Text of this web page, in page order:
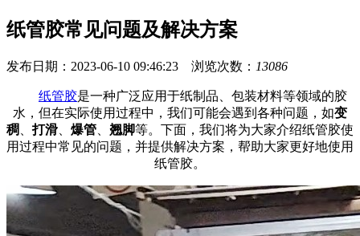
纸管胶常见问题及解决方案
发布日期：2023-06-10 09:46:23 浏览次数： 13086
纸管胶是一种广泛应用于纸制品、包装材料等领域的胶
水，但在实际使用过程中，我们可能会遇到各种问题，如变
稠
、打滑 爆管 翘脚等。下面，我们将为大家介绍纸管胶使
用过程中常见的问题，并提供解决方案，帮助大家更好地使用
纸管胶。